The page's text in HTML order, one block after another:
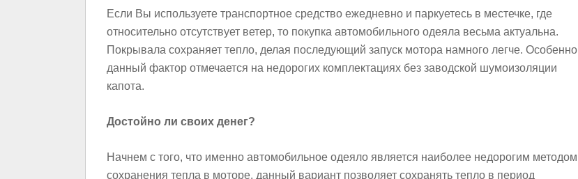
Если Вы используете транспортное средство ежедневно и паркуетесь в местечке, где
относительно отсутствует ветер, то покупка автомобильного одеяла весьма актуальна.
Покрывала сохраняет тепло, делая последующий запуск мотора намного легче. Особенно
данный фактор отмечается на недорогих комплектациях без заводской шумоизоляции
капота.
Достойно ли своих денег?
Начнем с того, что именно автомобильное одеяло является наиболее недорогим методом
сохранения тепла в моторе, данный вариант позволяет сохранять тепло в период